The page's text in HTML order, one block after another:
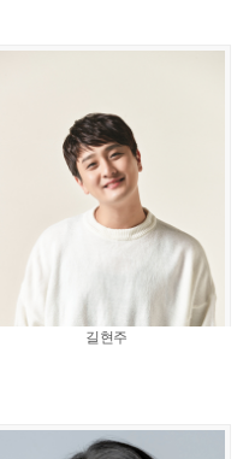
길현주